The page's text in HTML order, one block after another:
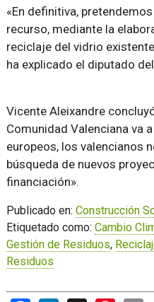
«En definitiva,
recurso, mediante la
reciclaje del vidrio
ha explicado el diputado
Vicente Aleixandre
Comunidad Valenciana va
europeos, los valencianos
búsqueda de nuevos
financiación».
Publicado en: Construcción
Etiquetado como: Cambio
Gestión de Residuos,
Residuos